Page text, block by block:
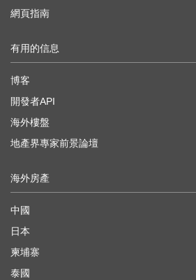
網頁指南
有用的信息
博客
開發者API
海外樓盤
地產界專家前景論壇
海外房產
中國
日本
柬埔寨
泰國